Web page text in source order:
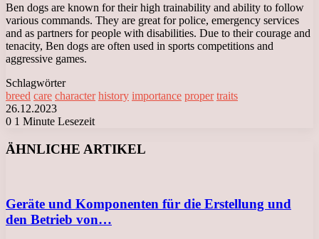
Ben dogs are known for their high trainability and ability to follow
various commands. They are great for police, emergency services
and as partners for people with disabilities. Due to their courage and
tenacity, Ben dogs are often used in sports competitions and
aggressive games.
Schlagwörter
breed care character history importance proper traits
26.12.2023
0 1 Minute Lesezeit
ÄHNLICHE ARTIKEL
Geräte und Komponenten für die Erstellung und
den Betrieb von…